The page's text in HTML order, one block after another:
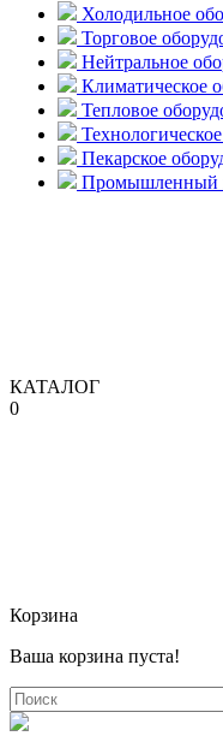
Холодильное
Торговое
Нейтральное
Климатическое
Тепловое
Пекарское
Промышленный
КАТАЛОГ
0
Корзина
Ваша корзина пуста!